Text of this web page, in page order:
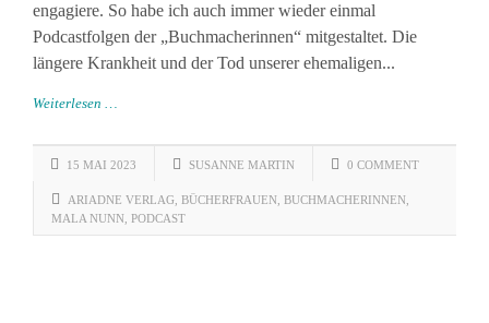
engagiere. So habe ich auch immer wieder einmal
Podcastfolgen der „Buchmacherinnen“ mitgestaltet. Die
längere Krankheit und der Tod unserer ehemaligen...
Weiterlesen …
15 MAI 2023 SUSANNE MARTIN 0 COMMENT
ARIADNE VERLAG BÜCHERFRAUEN BUCHMACHERINNEN
MALA NUNN PODCAST